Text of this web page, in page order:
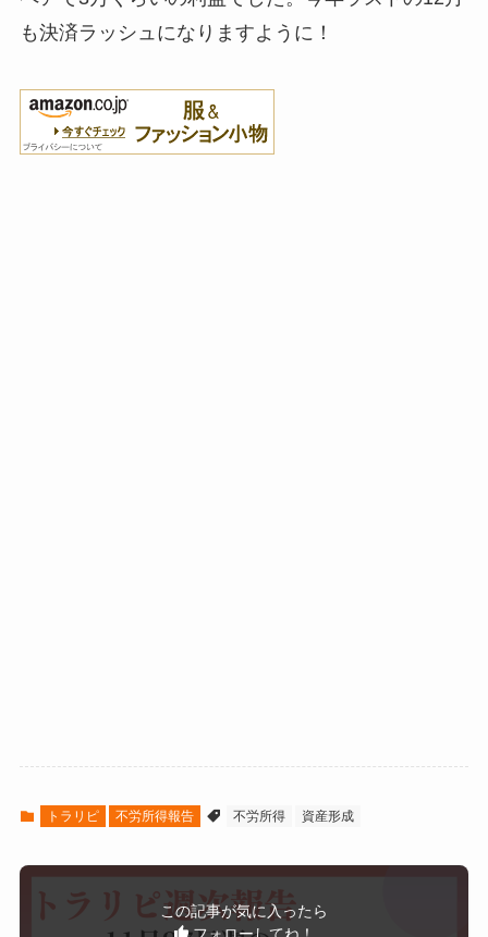
も決済ラッシュになりますように！
トラリピ 不労所得報告 不労所得 資産形成
この記事が気に入ったら
フォローしてね！